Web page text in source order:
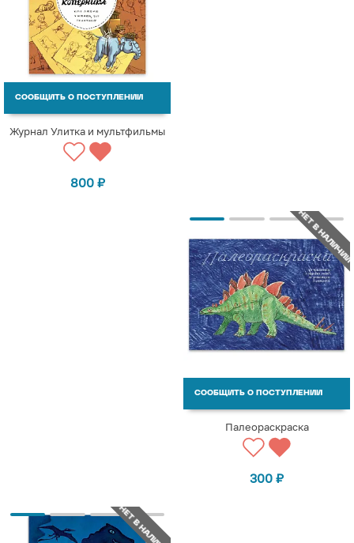
СООБЩИТЬ О ПОСТУПЛЕНИИ
Журнал Улитка и мультфильмы
800 ₽
НЕТ В НАЛИЧИИ
СООБЩИТЬ О ПОСТУПЛЕНИИ
Палеораскраска
300 ₽
НЕТ В НАЛИЧИИ